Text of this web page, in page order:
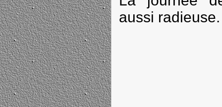
aussi radieuse.